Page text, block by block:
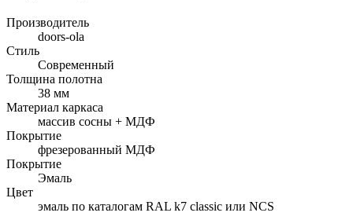
Производитель
doors-ola
Стиль
Современный
Толщина полотна
38 мм
Материал каркаса
массив сосны + МДФ
Покрытие
фрезерованный МДФ
Покрытие
Эмаль
Цвет
эмаль по каталогам RAL k7 classic или NCS